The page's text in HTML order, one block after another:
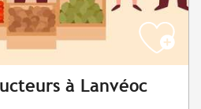
à Lanvéoc